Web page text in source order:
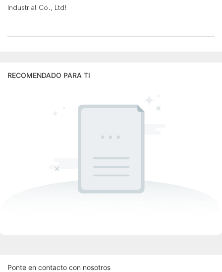
Industrial Co., Ltd!
RECOMENDADO PARA TI
Ponte en contacto con nosotros